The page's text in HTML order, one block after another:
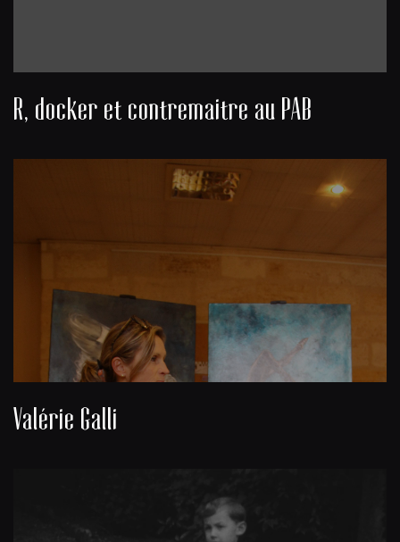
R, docker et contremaitre au PAB
Valérie Galli